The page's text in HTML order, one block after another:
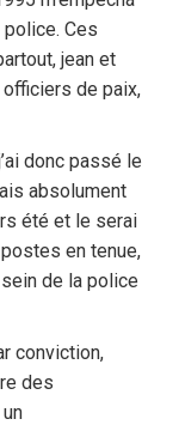
Ces
jean et
de paix,
donc passé le
absolument
été et le serai
en tenue,
de la police
conviction,
des